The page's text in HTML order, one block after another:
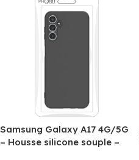
Samsung Galaxy A17 4G/5G
– Housse silicone souple –